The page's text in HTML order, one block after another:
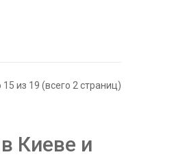
15 из 19 (всего 2 страниц)
Киеве и